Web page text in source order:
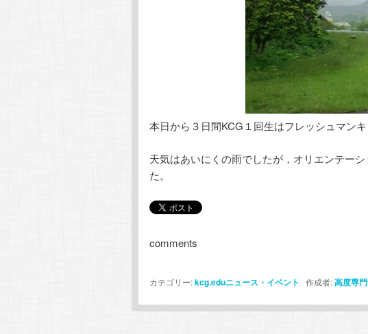
本日から３日間KCG１回生はフレッシュマン
天気はあいにくの雨でしたが，オリエンテー
た。
comments
カテゴリー:kcg.eduニュース・イベント 作成者:高度専